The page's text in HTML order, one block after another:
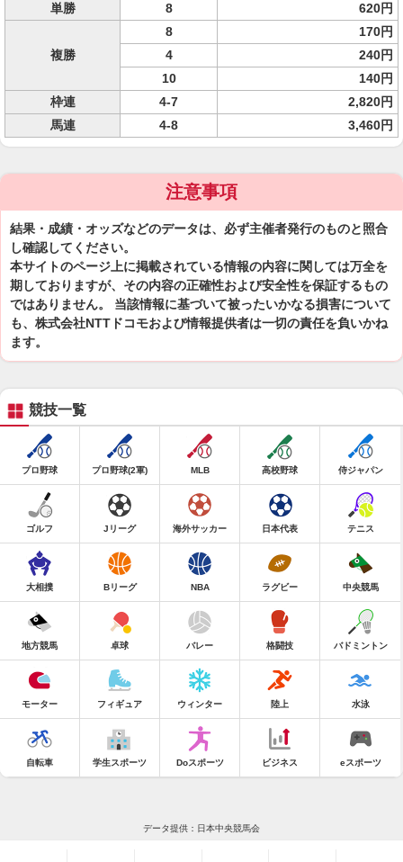
単勝 8 620円
複勝
8
170円
4
240円
10
140円
枠連
4-7
2,820円
馬連
4-8 3,460円
注意事項
結果・成績・オッズなどのデータは、必ず主催者発行のものと照合
し確認してください。
本サイトのページ上に掲載されている情報の内容に関しては万全を
期しておりますが、その内容の正確性および安全性を保証するもの
ではありません。 当該情報に基づいて被ったいかなる損害について
も、株式会社NTTドコモおよび情報提供者は一切の責任を負いかね
ます。
競技一覧
プロ野球 プロ野球(2軍) MLB 高校野球 侍ジャパン
ゴルフ Jリーグ 海外サッカー 日本代表 テニス
大相撲 Bリーグ NBA ラグビー 中央競馬
地方競馬 卓球 バレー 格闘技 バドミントン
モーター フィギュア ウィンター 陸上 水泳
自転車 学生スポーツ Doスポーツ ビジネス eスポーツ
データ提供：日本中央競馬会